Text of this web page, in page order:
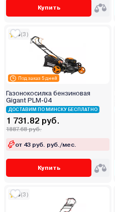
Купить
Под заказ 5 дней
5(3)
Газонокосилка бензиновая
Gigant PLM-04
ДОСТАВИМ ПО МИНСКУ БЕСПЛАТНО
1 731.82 руб.
1887.68 руб.
от 43 руб. руб./мес.
Купить
5(3)